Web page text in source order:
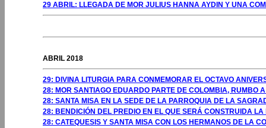
29 ABRIL: LLEGADA DE MOR JULIUS HANNA AYDIN Y UNA
ABRIL 2018
29: DIVINA LITURGIA PARA CONMEMORAR EL OCTAVO
28: MOR SANTIAGO EDUARDO PARTE DE COLOMBIA, RUMBO
28: SANTA MISA EN LA SEDE DE LA PARROQUIA DE LA
28: BENDICIÓN DEL PREDIO EN EL QUE SERÁ CONSTRUIDA
28: CATEQUESIS Y SANTA MISA CON LOS HERMANOS DE LA